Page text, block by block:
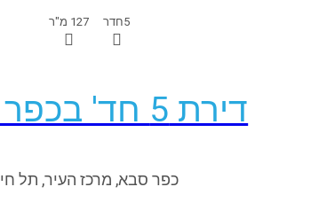
5חדר 127 מ"ר
דירת 5 חד' בכפר סבא
כפר סבא, מרכז העיר, תל חי